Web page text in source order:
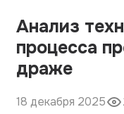
О компании
Наши гарантии
Контакты
Анализ
процесса
драже
18 декабря 2025